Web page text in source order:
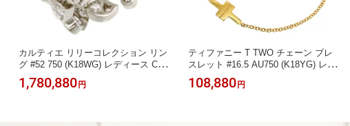
カルティエ リリーコレクション リン
グ #52 750 (K18WG) レディース CAR
TIER [美品] 【中古】 【ジュエリー】
1,780,880円
ティファニー T TWO チェーン ブレ
スレット #16.5 AU750 (K18YG) レデ
ィース TIFFANY&Co. [美品] 【中古】
【ジュエリー】
108,880円